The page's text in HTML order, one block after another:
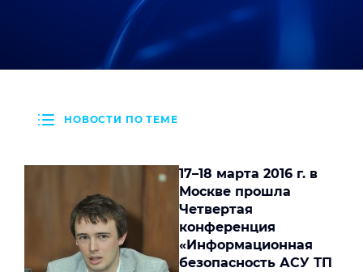
НОВОСТИ ПО ТЕМЕ
17–18 марта 2016 г. в
Москве прошла
Четвертая
конференция
«Информационная
безопасность АСУ ТП